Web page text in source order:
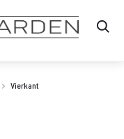
Vierkant